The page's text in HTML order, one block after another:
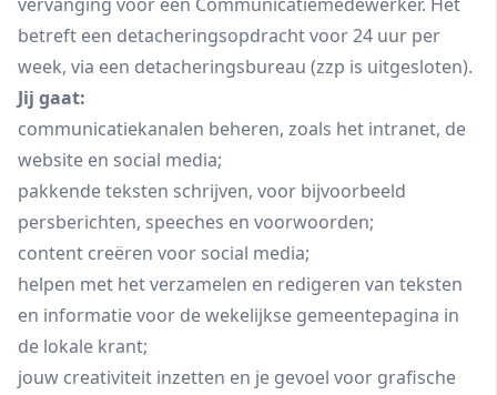
betreft een detacheringsopdracht voor 24 uur per
week, via een detacheringsbureau (zzp is uitgesloten).
Jij gaat:
communicatiekanalen beheren, zoals het intranet, de
website en social media;
pakkende teksten schrijven, voor bijvoorbeeld
persberichten, speeches en voorwoorden;
content creëren voor social media;
helpen met het verzamelen en redigeren van teksten
en informatie voor de wekelijkse gemeentepagina in
de lokale krant;
jouw creativiteit inzetten en je gevoel voor grafische